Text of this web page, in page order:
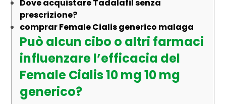
Dove acquistare Tadalafil senza
prescrizione?
comprar Female Cialis generico malaga
Può alcun cibo o altri farmaci
influenzare l’efficacia del
Female Cialis 10 mg 10 mg
generico?